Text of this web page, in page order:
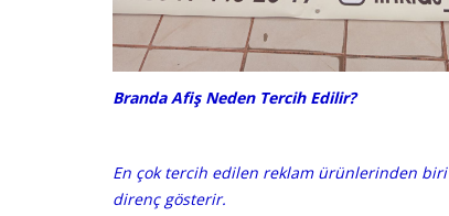
Branda Afiş Neden Tercih Edilir?
En çok tercih edilen reklam ürünlerinden biri
direnç gösterir.